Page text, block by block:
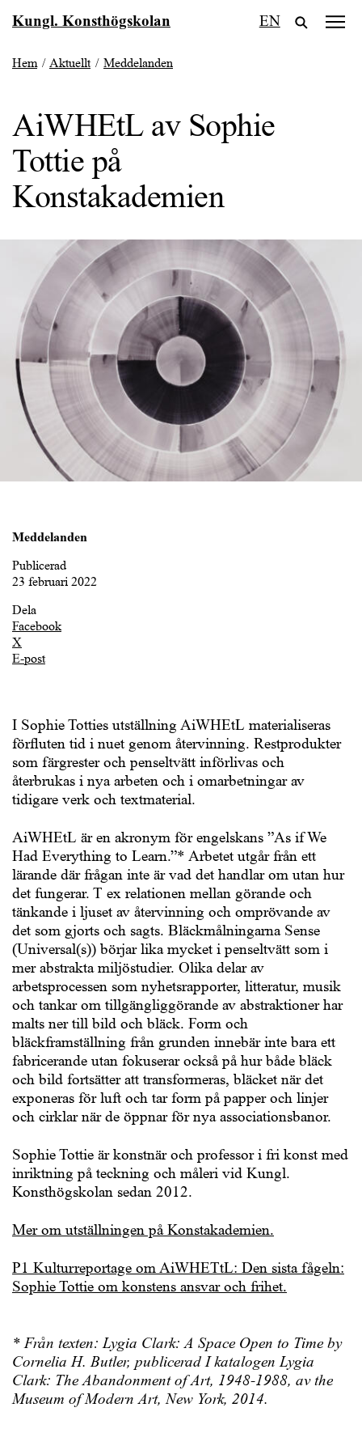
tillKungl. Konsthögskolan EN
Hem/Aktuellt/ Meddelanden
AiWHEtL av Sophie
Tottie på
Konstakademien
Meddelanden
Publicerad
23 februari 2022
Dela
Facebook
X
E-post
I Sophie Totties utställning AiWHEtL materialiseras
förfluten tid i nuet genom återvinning. Restprodukter
som färgrester och penseltvätt införlivas och
återbrukas i nya arbeten och i omarbetningar av
tidigare verk och textmaterial.
AiWHEtL är en akronym för engelskans ”As if We
Had Everything to Learn.”* Arbetet utgår från ett
lärande där frågan inte är vad det handlar om utan hur
det fungerar. T ex relationen mellan görande och
tänkande i ljuset av återvinning och omprövande av
det som gjorts och sagts. Bläckmålningarna Sense
(Universal(s)) börjar lika mycket i penseltvätt som i
mer abstrakta miljöstudier. Olika delar av
arbetsprocessen som nyhetsrapporter, litteratur, musik
och tankar om tillgängliggörande av abstraktioner har
malts ner till bild och bläck. Form och
bläckframställning från grunden innebär inte bara ett
fabricerande utan fokuserar också på hur både bläck
och bild fortsätter att transformeras, bläcket när det
exponeras för luft och tar form på papper och linjer
och cirklar när de öppnar för nya associationsbanor.
Sophie Tottie är konstnär och professor i fri konst med
inriktning på teckning och måleri vid Kungl.
Konsthögskolan sedan 2012.
Mer om utställningen på Konstakademien.
P1 Kulturreportage om AiWHETtL: Den sista fågeln:
Sophie Tottie om konstens ansvar och frihet.
* Från texten: Lygia Clark: A Space Open to Time by
Cornelia H. Butler, publicerad I katalogen Lygia
Clark: The Abandonment of Art, 1948-1988, av the
Museum of Modern Art, New York, 2014.